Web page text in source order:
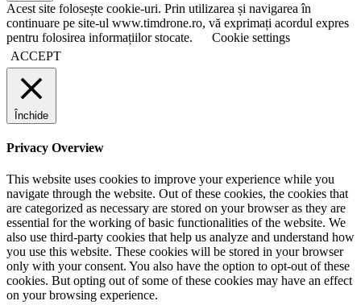
Acest site folosește cookie-uri. Prin utilizarea și navigarea în
continuare pe site-ul www.timdrone.ro, vă exprimați acordul expres
pentru folosirea informațiilor stocate.
Cookie settings
ACCEPT
Închide
Privacy Overview
This website uses cookies to improve your experience while you
navigate through the website. Out of these cookies, the cookies that
are categorized as necessary are stored on your browser as they are
essential for the working of basic functionalities of the website. We
also use third-party cookies that help us analyze and understand how
you use this website. These cookies will be stored in your browser
only with your consent. You also have the option to opt-out of these
cookies. But opting out of some of these cookies may have an effect
on your browsing experience.